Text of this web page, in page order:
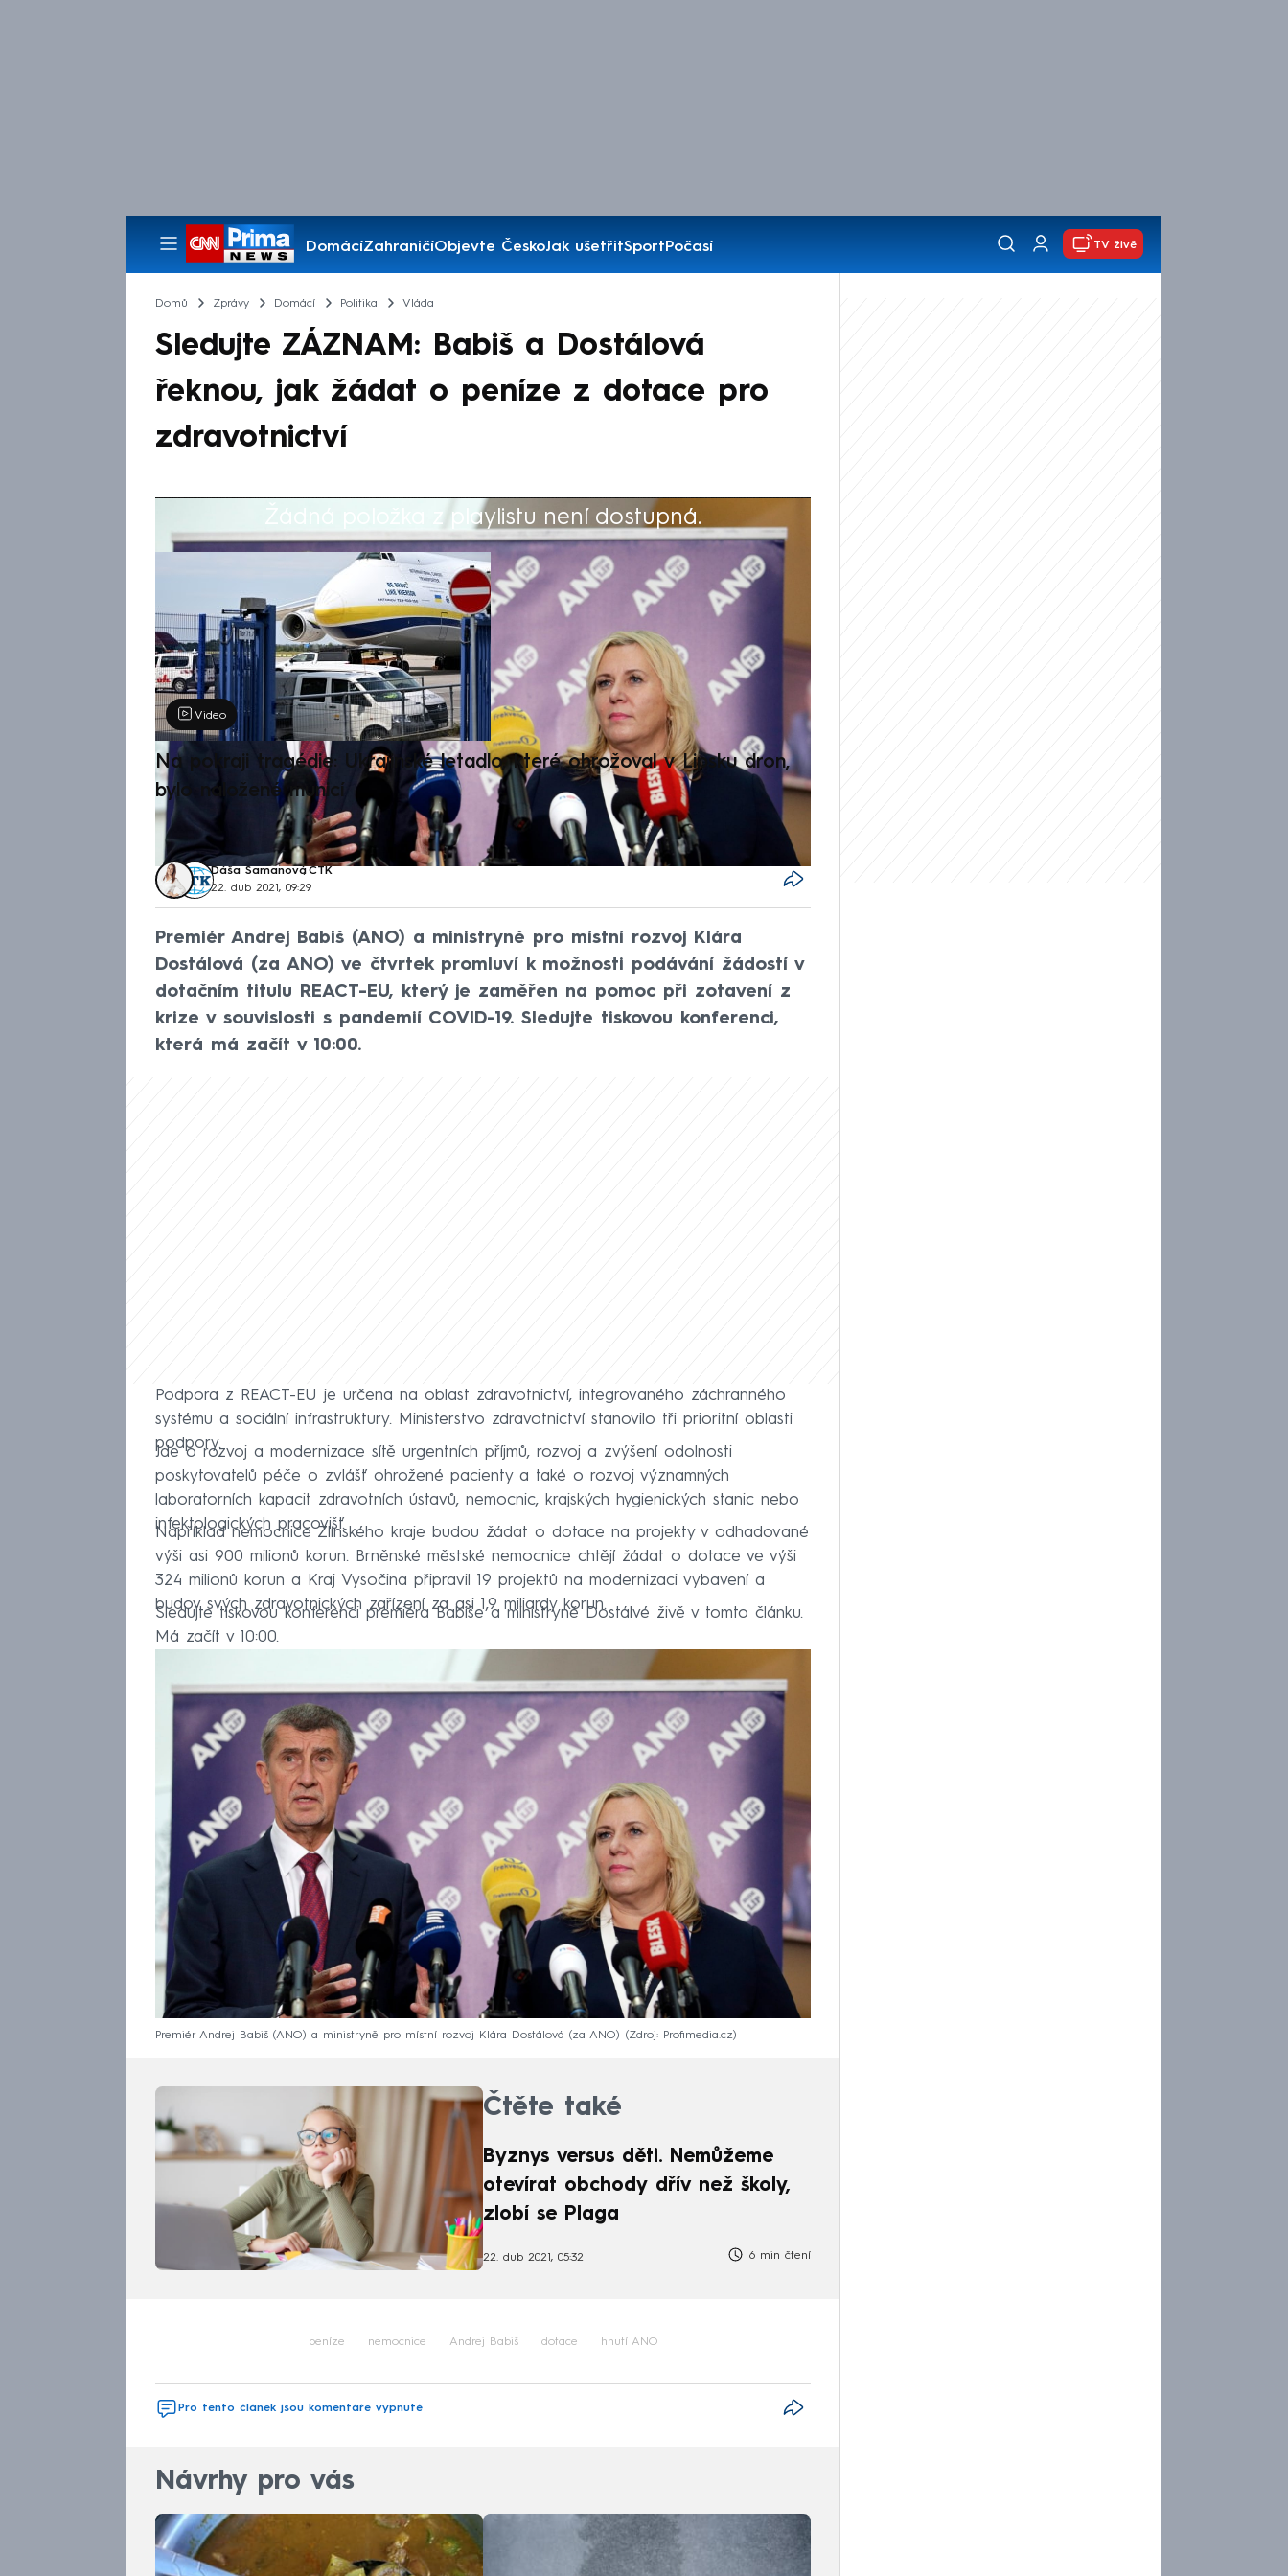
DomácíZahraničíObjevte ČeskoJak ušetřitSportPočasí
Pořady
TV živě
Domů Zprávy Domácí Politika Vláda
Sledujte ZÁZNAM: Babiš a Dostálová
řeknou, jak žádat o peníze z dotace pro
zdravotnictví
Žádná položka z playlistu není dostupná.
Výběr redakce
Video
Na pokraji tragédie: Ukrajinské letadlo, které ohrožoval v Lipsku dron,
bylo naložené municí
Dáša Šamanová, ČTK
22. dub 2021, 09:29
Premiér Andrej Babiš (ANO) a ministryně pro místní rozvoj Klára
Dostálová (za ANO) ve čtvrtek promluví k možnosti podávání žádostí v
dotačním titulu REACT-EU, který je zaměřen na pomoc při zotavení z
krize v souvislosti s pandemií COVID-19. Sledujte tiskovou konferenci,
která má začít v 10:00.
Podpora z REACT-EU je určena na oblast zdravotnictví, integrovaného záchranného
systému a sociální infrastruktury. Ministerstvo zdravotnictví stanovilo tři prioritní oblasti
podpory.
Jde o rozvoj a modernizace sítě urgentních příjmů, rozvoj a zvýšení odolnosti
poskytovatelů péče o zvlášť ohrožené pacienty a také o rozvoj významných
laboratorních kapacit zdravotních ústavů, nemocnic, krajských hygienických stanic nebo
infektologických pracovišť.
Například nemocnice Zlínského kraje budou žádat o dotace na projekty v odhadované
výši asi 900 milionů korun. Brněnské městské nemocnice chtějí žádat o dotace ve výši
324 milionů korun a Kraj Vysočina připravil 19 projektů na modernizaci vybavení a
budov svých zdravotnických zařízení za asi 1,9 miliardy korun.
Sledujte tiskovou konferenci premiéra Babiše a ministryně Dostálvé živě v tomto článku.
Má začít v 10:00.
Premiér Andrej Babiš (ANO) a ministryně pro místní rozvoj Klára Dostálová (za ANO) Zdroj: Profimedia.cz
Čtěte také
Byznys versus děti. Nemůžeme
otevírat obchody dřív než školy,
zlobí se Plaga
22. dub 2021, 05:32 6 min čtení
peníze nemocnice Andrej Babiš dotace hnutí ANO
Pro tento článek jsou komentáře vypnuté
Návrhy pro vás